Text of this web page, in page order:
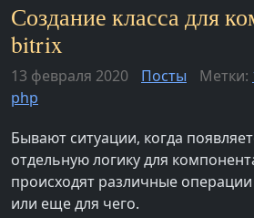
Создание класса для
bitrix
13 февраля 2020 Посты Метки:
php
Бывают ситуации, когда
отдельную логику для
происходят различные
или еще для чего.